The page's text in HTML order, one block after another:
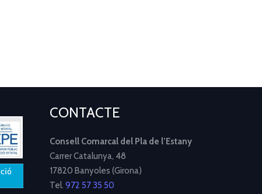
CONTACTE
Consell Comarcal del Pla de l’Estany
Carrer Catalunya, 48
17820 Banyoles (Girona)
Tel. 972 57 35 50